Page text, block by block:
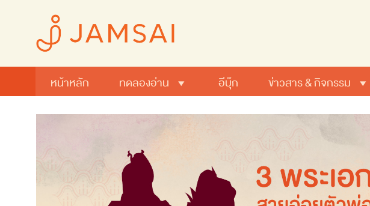
หน้าหลัก ทดลองอ่าน อีบุ๊ก ข่าวสาร & กิจกรรม